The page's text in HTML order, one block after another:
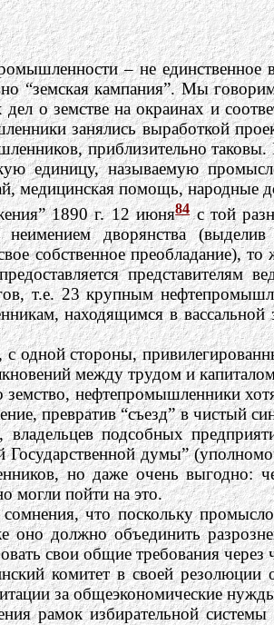
– не единственное
“земская кампания”. Мы
дел о земстве на окраинах и
занялись выработкой
приблизительно
единицу, называемую
медицинская помощь, народные
1890 г. 12 июня84с той
дворянства
собственное
представителям
т.е. 23 крупным
находящимся в
с одной стороны,
между трудом и
земство, нефтепромышленники
превратив “съезд” в чистый
подсобных
Государственной думы”
но даже очень выгодно:
могли пойти на это.
что поскольку
оно должно объединить
свои общие требования через
комитет в своей
за общеэкономические
рамок избирательной